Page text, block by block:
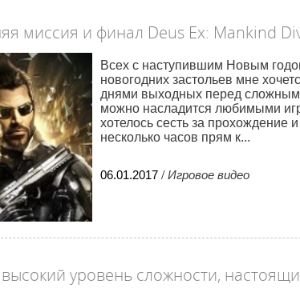
миссия и финал Deus Ex: Mankind
Всех с наступившим Новым
новогодних застольев мне
днями выходных перед
можно насладится любимыми
хотелось сесть за прохождение
несколько часов прям к...
06.01.2017 / Игровое видео
высокий уровень сложности,